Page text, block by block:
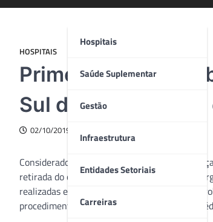
Hospitais
Saúde Suplementar
Gestão
Infraestrutura
Entidades Setoriais
Carreiras
HOSPITAIS
Primeira cirurgia
Sul do Brasil é
02/10/2019
Considerado um dos tipos mais letais da
retirada do órgão. Tradicionalmente, essa
realizadas esta semana cirurgias totalmente
procedimento ainda é realizado por poucos